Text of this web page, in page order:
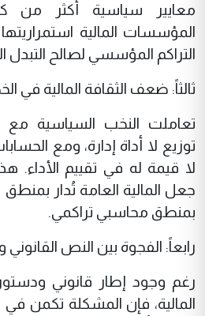
معايير سياسية أكثر من
المؤسسات المالية
التراكم المؤسسي لصالح
ثالثاً: ضعف الثقافة المالية في
تعاملت النخب السياسية مع
توزيع لا أداة إدارة، ومع
لا قيمة له في تقييم الأداء.
جعل المالية العامة تُدار
بمنطق محاسبي تراكمي.
رابعاً: الفجوة بين النص القانوني
رغم وجود إطار قانوني
المالية، فإن المشكلة تكمن في